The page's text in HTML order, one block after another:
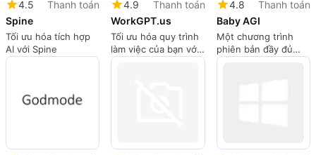
4.5
Thanh toán
Spine
Tối ưu hóa tích hợp
AI với Spine
4.9
Thanh toán
WorkGPT.us
Tối ưu hóa quy trình
làm việc của bạn với
WorkGPT
4.8
Thanh toán
Baby AGI
Một chương trình
phiên bản đầy đủ
cho ứng dụng Web,